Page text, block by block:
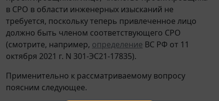
в СРО в области инженерных изысканий не
требуется, поскольку теперь привлеченное лицо
должно быть членом соответствующего СРО
(смотрите, например, определение ВС РФ от 11
октября 2021 г. N 301-ЭС21-17835).
Применительно к рассматриваемому вопросу
поясним следующее.